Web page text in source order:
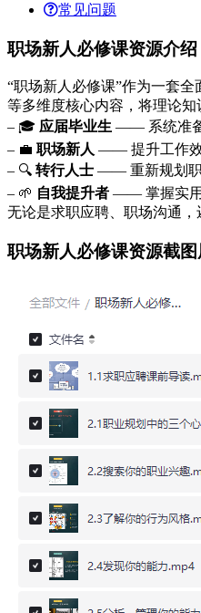
常见问题
职场新人必修课资源介绍
“职场新人必修课”作为一套
等多维度核心内容，将理论
– 🎓 应届毕业生 —— 系统准
– 💼 职场新人 —— 提升工作
– 🔍 转行人士 —— 重新规划职
– 🌱 自我提升者 —— 掌握实用
无论是求职应聘、职场沟通
职场新人必修课资源截